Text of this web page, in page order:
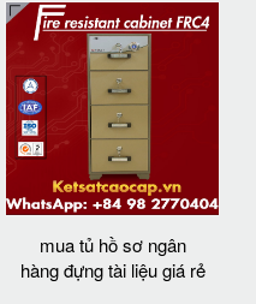
mua tủ hồ sơ ngân
hàng đựng tài liệu giá rẻ